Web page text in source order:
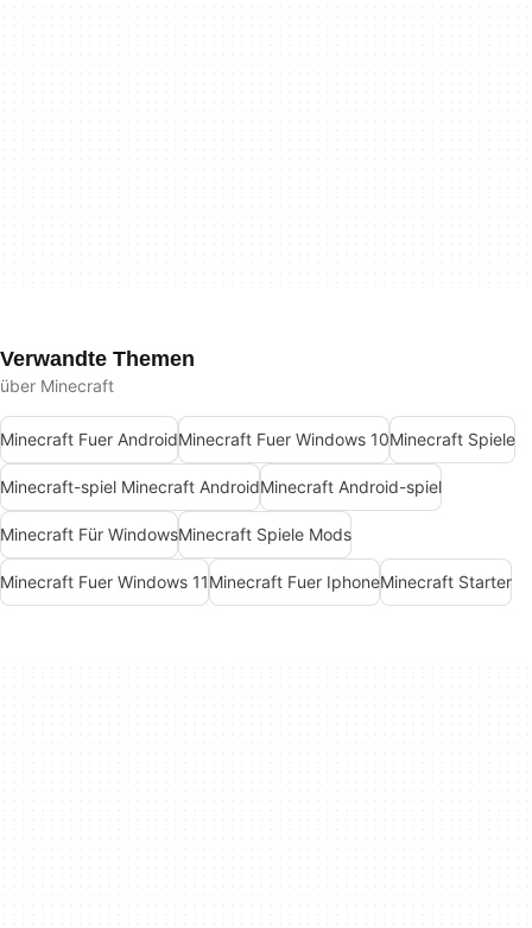
Verwandte Themen
über Minecraft
Minecraft Fuer AndroidMinecraft Fuer Windows 10Minecraft Spiele
Minecraft-spiel Minecraft AndroidMinecraft Android-spiel
Minecraft Für WindowsMinecraft Spiele Mods
Minecraft Fuer Windows 11Minecraft Fuer IphoneMinecraft Starter